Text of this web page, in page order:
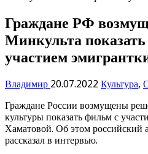
Граждане РФ
Минкульта
участием
Владимир 20.07.2022 Культура,
Граждане России возмущены
культуры показать фильм с
Хаматовой. Об этом российский
рассказал в интервью.